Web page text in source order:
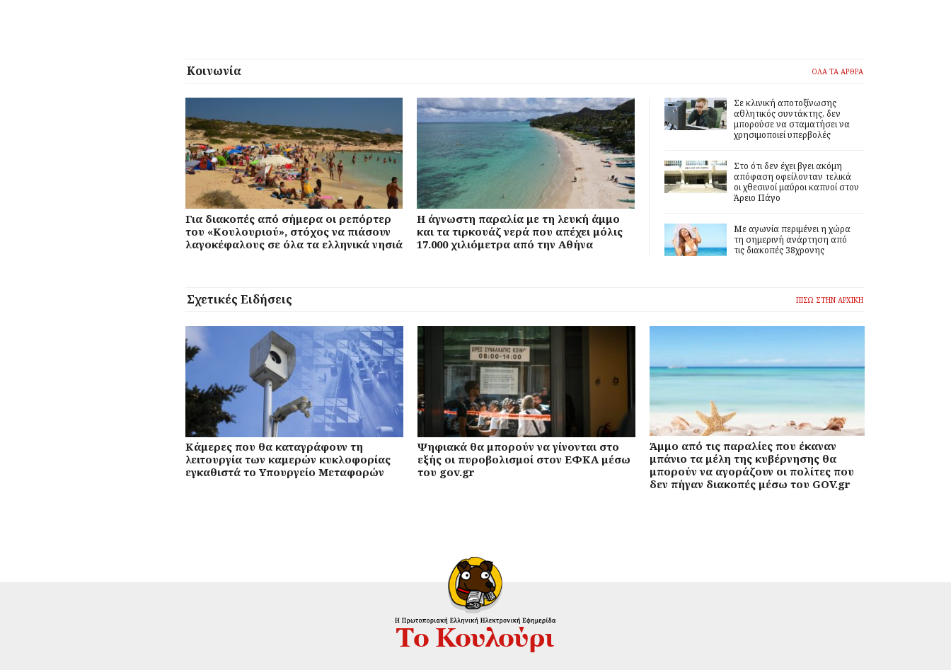
Κοινωνία ΟΛΑ ΤΑ ΑΡΘΡΑ
Για διακοπές από σήμερα οι ρεπόρτερ
του «Κουλουριού», στόχος να πιάσουν
λαγοκέφαλους σε όλα τα ελληνικά νησιά
Η άγνωστη παραλία με τη λευκή άμμο
και τα τιρκουάζ νερά που απέχει μόλις
17.000 χιλιόμετρα από την Αθήνα
Σε κλινική αποτοξίνωσης
αθλητικός συντάκτης, δεν
μπορούσε να σταματήσει να
χρησιμοποιεί υπερβολές
Στο ότι δεν έχει βγει ακόμη
απόφαση οφείλονταν τελικά
οι χθεσινοί μαύροι καπνοί στον
Άρειο Πάγο
Με αγωνία περιμένει η χώρα
τη σημερινή ανάρτηση από
τις διακοπές 38χρονης
Σχετικές Ειδήσεις ΠΙΣΩ ΣΤΗΝ ΑΡΧΙΚΗ
Κάμερες που θα καταγράφουν τη
λειτουργία των καμερών κυκλοφορίας
εγκαθιστά το Υπουργείο Μεταφορών
Ψηφιακά θα μπορούν να γίνονται στο
εξής οι πυροβολισμοί στον ΕΦΚΑ μέσω
του gov.gr
Άμμο από τις παραλίες που έκαναν
μπάνιο τα μέλη της κυβέρνησης θα
μπορούν να αγοράζουν οι πολίτες που
δεν πήγαν διακοπές μέσω του GOV.gr